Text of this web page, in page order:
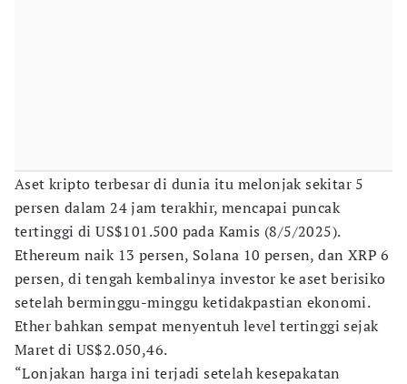
Aset kripto terbesar di dunia itu melonjak sekitar 5
persen dalam 24 jam terakhir, mencapai puncak
tertinggi di US$101.500 pada Kamis (8/5/2025).
Ethereum naik 13 persen, Solana 10 persen, dan XRP 6
persen, di tengah kembalinya investor ke aset berisiko
setelah berminggu-minggu ketidakpastian ekonomi.
Ether bahkan sempat menyentuh level tertinggi sejak
Maret di US$2.050,46.
“Lonjakan harga ini terjadi setelah kesepakatan